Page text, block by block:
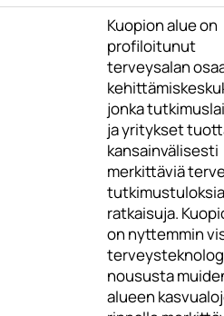
Kuopion alue on
profiloitunut
terveysalan
jonka
ja yritykset
kansainvälisesti
merkittäviä
ratkaisuja.
on nyttemmin
noususta
alueen